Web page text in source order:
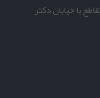
با خیابان دکتر